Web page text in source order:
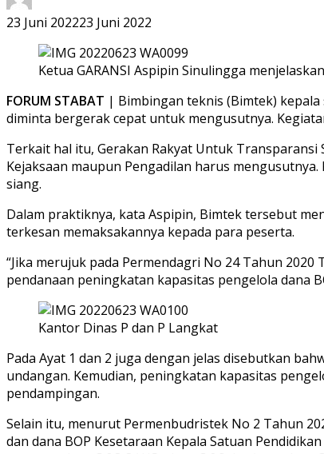
23 Juni 202223 Juni 2022
Ketua GARANSI Aspipin Sinulingga
FORUM STABAT | Bimbingan teknis (Bimtek) kepala
diminta bergerak cepat untuk mengusutnya.
Terkait hal itu, Gerakan Rakyat Untuk Transparansi
Kejaksaan maupun Pengadilan harus
siang.
Dalam praktiknya, kata Aspipin, Bimtek tersebut
terkesan memaksakannya kepada para peserta.
“Jika merujuk pada Permendagri No 24 Tahun
pendanaan peningkatan kapasitas pengelola dana
Kantor Dinas P dan P Langkat
Pada Ayat 1 dan 2 juga dengan jelas disebutkan
undangan. Kemudian, peningkatan kapasitas
pendampingan.
Selain itu, menurut Permenbudristek No 2 Tahun
dan dana BOP Kesetaraan Kepala Satuan